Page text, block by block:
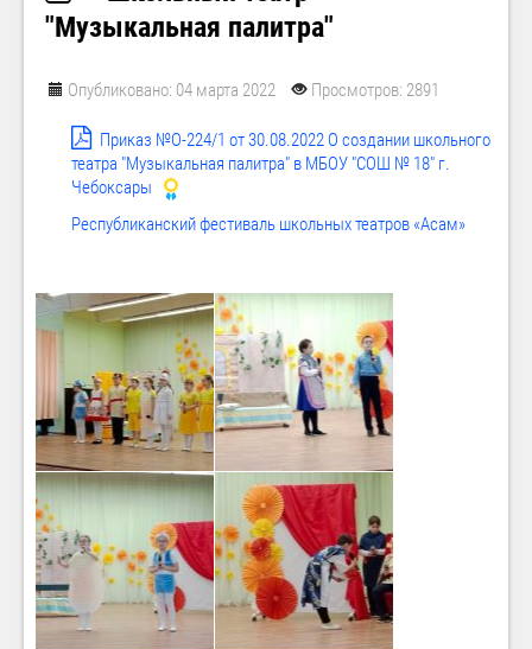
"Музыкальная палитра"
Опубликовано: 04 марта 2022 Просмотров: 2891
Приказ №О-224/1 от 30.08.2022 О создании школьного
театра "Музыкальная палитра" в МБОУ "СОШ № 18" г.
Чебоксары
Республиканский фестиваль школьных театров «Асам»